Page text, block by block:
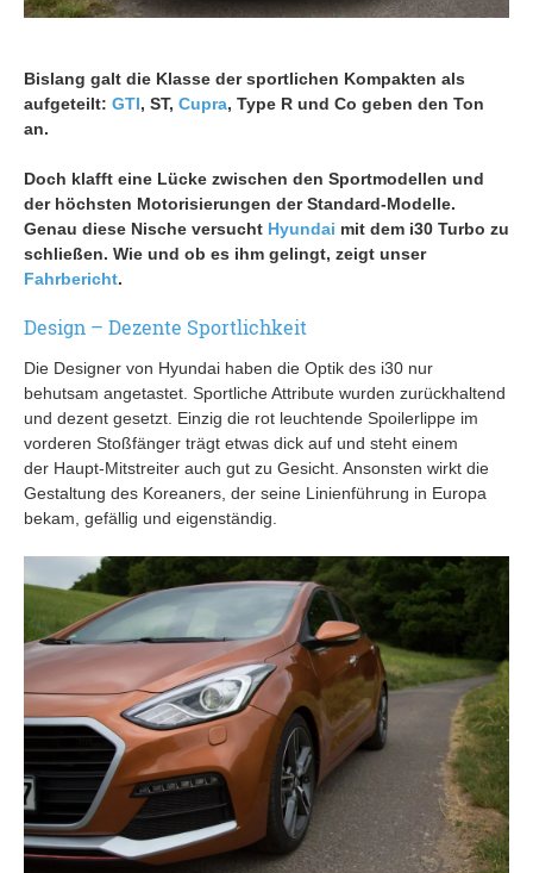
Bislang galt die Klasse der sportlichen Kompakten als
aufgeteilt: GTI, ST, Cupra, Type R und Co geben den Ton
an.
Doch klafft eine Lücke zwischen den Sportmodellen und
der höchsten Motorisierungen der Standard-Modelle.
Genau diese Nische versucht Hyundai mit dem i30 Turbo zu
schließen. Wie und ob es ihm gelingt, zeigt unser
Fahrbericht.
Design – Dezente Sportlichkeit
Die Designer von Hyundai haben die Optik des i30 nur
behutsam angetastet. Sportliche Attribute wurden zurückhaltend
und dezent gesetzt. Einzig die rot leuchtende Spoilerlippe im
vorderen Stoßfänger trägt etwas dick auf und steht einem
der Haupt-Mitstreiter auch gut zu Gesicht. Ansonsten wirkt die
Gestaltung des Koreaners, der seine Linienführung in Europa
bekam, gefällig und eigenständig.